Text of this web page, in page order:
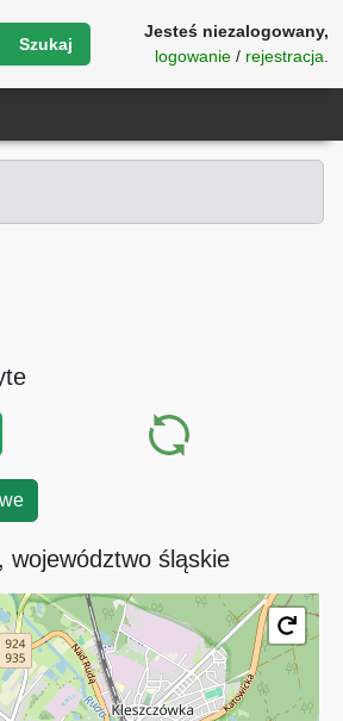
Szukaj
Jesteś niezalogowany,
logowanie / rejestracja
województwo śląskie